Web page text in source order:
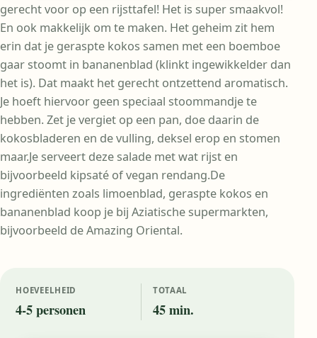
gerecht voor op een rijsttafel! Het is super smaakvol!
En ook makkelijk om te maken. Het geheim zit hem
erin dat je geraspte kokos samen met een boemboe
gaar stoomt in bananenblad (klinkt ingewikkelder dan
het is). Dat maakt het gerecht ontzettend aromatisch.
Je hoeft hiervoor geen speciaal stoommandje te
hebben. Zet je vergiet op een pan, doe daarin de
kokosbladeren en de vulling, deksel erop en stomen
maar.Je serveert deze salade met wat rijst en
bijvoorbeeld kipsaté of vegan rendang.De
ingrediënten zoals limoenblad, geraspte kokos en
bananenblad koop je bij Aziatische supermarkten,
bijvoorbeeld de Amazing Oriental.
HOEVEELHEID
4-5 personen
TOTAAL
45 min.